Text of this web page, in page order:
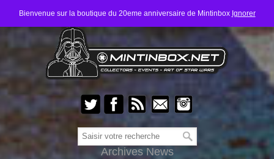
Bienvenue sur la boutique du 20eme anniversaire de Mintinbox Ignorer
Archives News